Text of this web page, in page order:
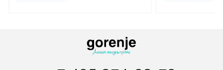
в течение трех дней. Доставка